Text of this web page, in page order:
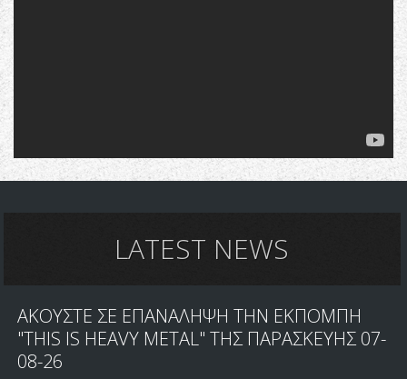
LATEST NEWS
ΑΚΟΥΣΤΕ ΣΕ ΕΠΑΝΑΛΗΨΗ ΤΗΝ ΕΚΠΟΜΠΗ
"THIS IS HEAVY METAL" ΤΗΣ ΠΑΡΑΣΚΕΥΗΣ 07-
08-26